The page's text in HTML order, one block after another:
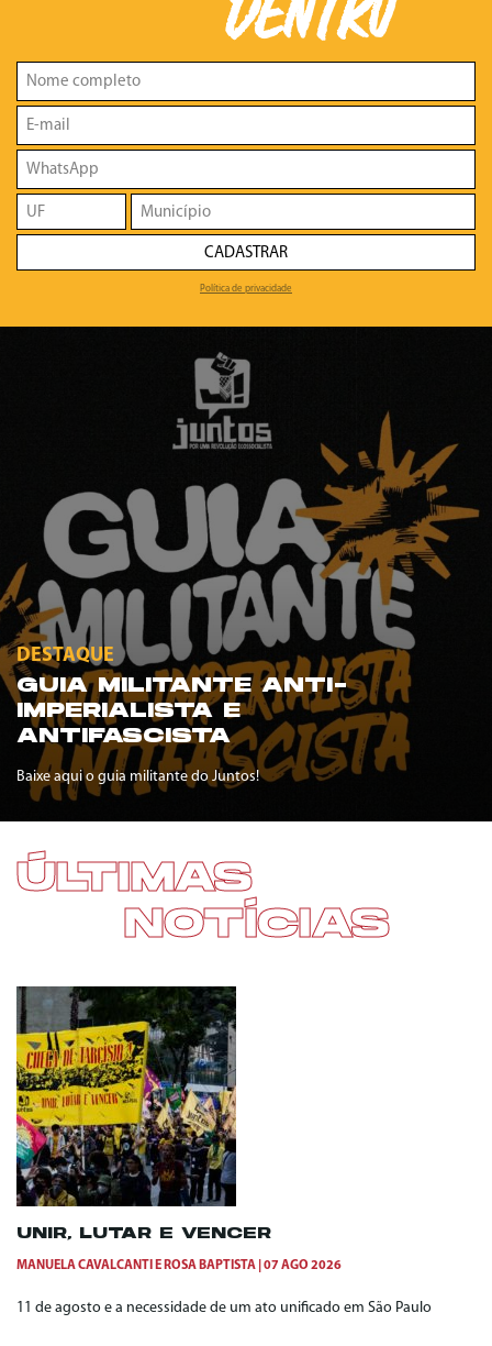
CADASTRAR
Política de privacidade
DESTAQUE
GUIA MILITANTE ANTI-
IMPERIALISTA E
ANTIFASCISTA
Baixe aqui o guia militante do Juntos!
ÚLTIMAS
NOTÍCIAS
UNIR, LUTAR E VENCER
MANUELA CAVALCANTI E ROSA BAPTISTA 07 AGO 2026
11 de agosto e a necessidade de um ato unificado em São Paulo